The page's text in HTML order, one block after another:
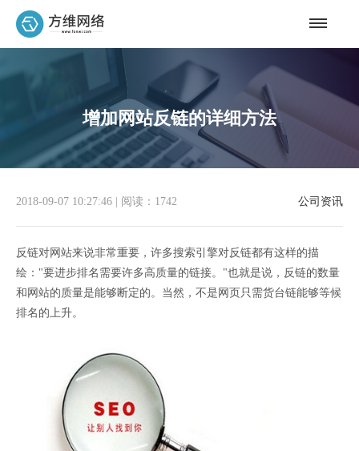
增加网站反链的详细方法
公司资讯
2018-09-07 10:27:46 阅读：1742
反链对网站来说非常重要，许多搜索引擎对反链都有这样的描
绘："要进步排名需要许多高质量的链接。"也就是说，反链的数量
和网站的质量是能够断定的。当然，不是网页只需货台链能够等候
排名的上升。